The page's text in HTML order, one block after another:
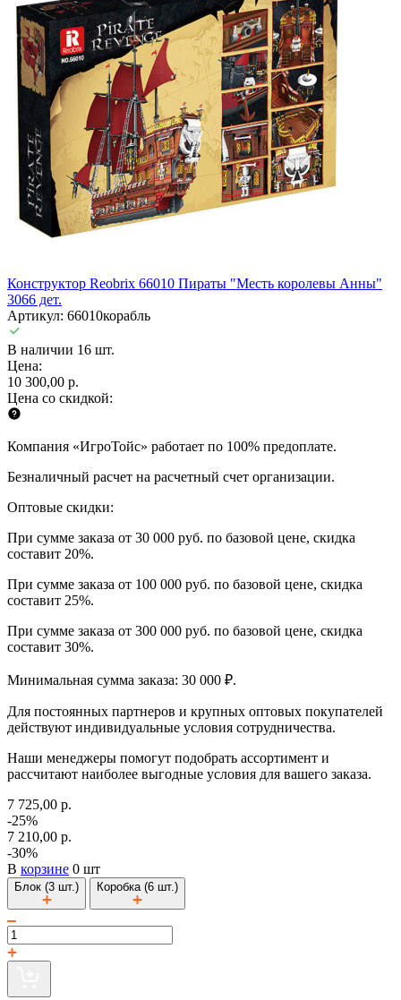
Конструктор Reobrix 66010 Пираты "Месть королевы Анны"
3066 дет.
Артикул: 66010корабль
В наличии 16 шт.
Цена:
10 300,00 р.
Цена со скидкой:
Компания «ИгроТойс» работает по 100% предоплате.
Безналичный расчет на расчетный счет организации.
Оптовые скидки:
При сумме заказа от 30 000 руб. по базовой цене, скидка
составит 20%.
При сумме заказа от 100 000 руб. по базовой цене, скидка
составит 25%.
При сумме заказа от 300 000 руб. по базовой цене, скидка
составит 30%.
Минимальная сумма заказа: 30 000 ₽.
Для постоянных партнеров и крупных оптовых покупателей
действуют индивидуальные условия сотрудничества.
Наши менеджеры помогут подобрать ассортимент и
рассчитают наиболее выгодные условия для вашего заказа.
7 725,00 р.
-25%
7 210,00 р.
-30%
В корзине 0 шт
Блок (3 шт.) Коробка (6 шт.)